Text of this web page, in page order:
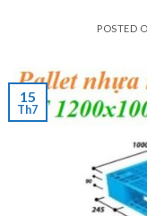
POSTED
15
Th7